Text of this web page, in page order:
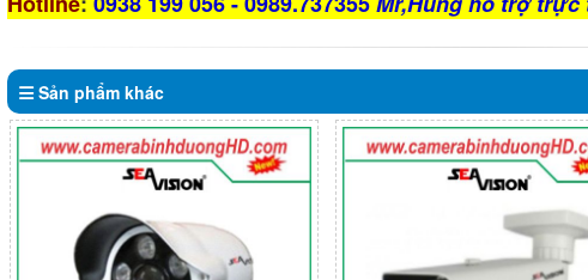
Sản phẩm khác